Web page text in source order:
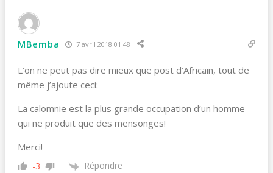
MBemba 7 avril 2018 01:48
L’on ne peut pas dire mieux que post d’Africain, tout de
même j’ajoute ceci:
La calomnie est la plus grande occupation d’un homme
qui ne produit que des mensonges!
Merci!
-3 Répondre